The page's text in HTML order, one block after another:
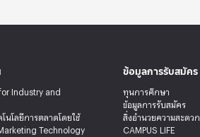
Industry and
นโลยีการตลาดโดยใช้
Technology
ข้อมูลการรับสมัคร
ทุนการศึกษา
ข้อมูลการรับสมัคร
สิ่งอำนวยความสะดวก
CAMPUS LIFE